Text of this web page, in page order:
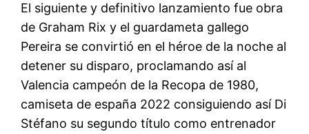
El siguiente y definitivo lanzamiento fue obra
de Graham Rix y el guardameta gallego
Pereira se convirtió en el héroe de la noche al
detener su disparo, proclamando así al
Valencia campeón de la Recopa de 1980,
camiseta de españa 2022 consiguiendo así Di
Stéfano su segundo título como entrenador